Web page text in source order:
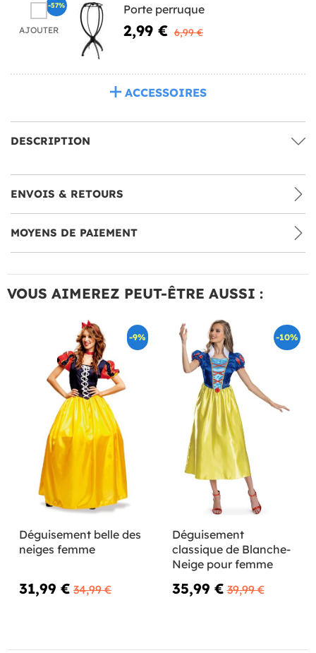
AJOUTER
Porte perruque
2,99 € 6,99 €
-57%
ACCESSOIRES
DESCRIPTION
ENVOIS & RETOURS
MOYENS DE PAIEMENT
VOUS AIMEREZ PEUT-ÊTRE AUSSI :
-9%
Déguisement belle des
neiges femme
31,99 € 34,99 €
-10%
Déguisement
classique de Blanche-
Neige pour femme
35,99 € 39,99 €